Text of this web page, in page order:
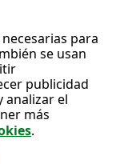
para
se usan
publicidad
analizar el
más
.